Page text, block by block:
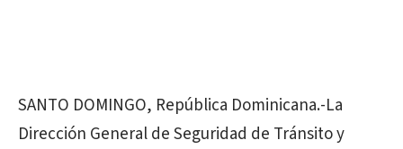
SANTO DOMINGO, República Dominicana.-La
Dirección General de Seguridad de Tránsito y